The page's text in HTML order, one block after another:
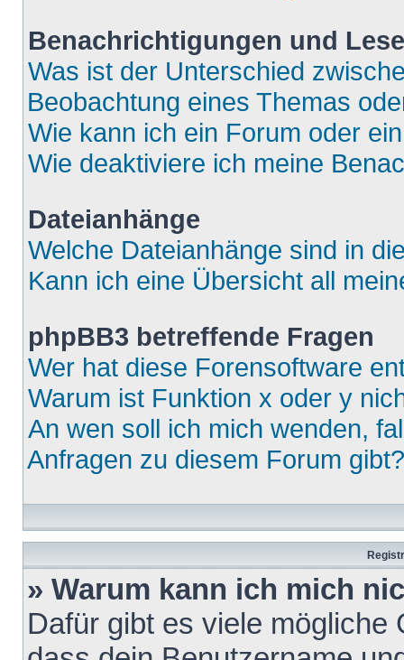
Benachrichtigungen und
Was ist der Unterschied
Beobachtung eines Themas
Wie kann ich ein Forum oder
Wie deaktiviere ich meine
Dateianhänge
Welche Dateianhänge sind in
Kann ich eine Übersicht all
phpBB3 betreffende Fragen
Wer hat diese Forensoftware
Warum ist Funktion x oder y
An wen soll ich mich wenden,
Anfragen zu diesem Forum gibt?
» Warum kann ich mich
Dafür gibt es viele